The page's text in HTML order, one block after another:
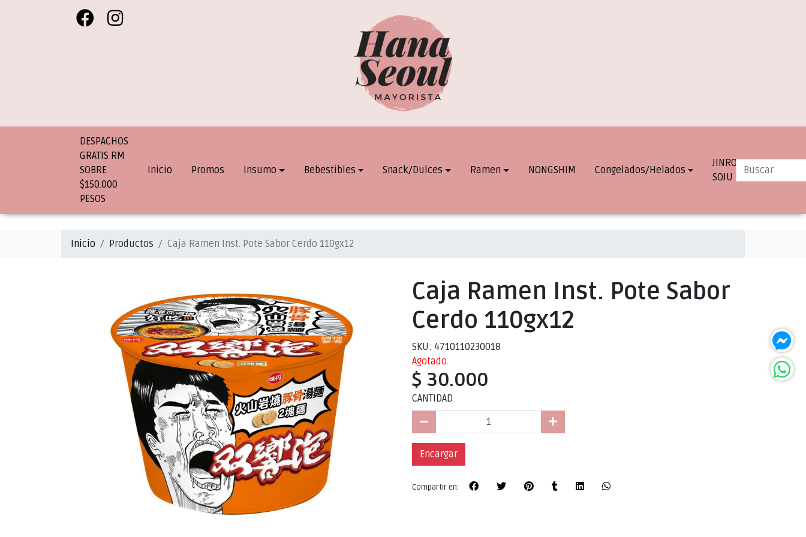
DESPACHOS
GRATIS RM
SOBRE
$150.000
PESOS
Inicio Promos Insumo Bebestibles Snack/Dulces Ramen NONGSHIM Congelados/Helados
JINRO
SOJU
INFO.
Inicio Productos Caja Ramen Inst. Pote Sabor Cerdo 110gx12
Caja Ramen Inst. Pote Sabor
Cerdo 110gx12
SKU: 4710110230018
Agotado.
$ 30.000
CANTIDAD
Encargar
Compartir en: